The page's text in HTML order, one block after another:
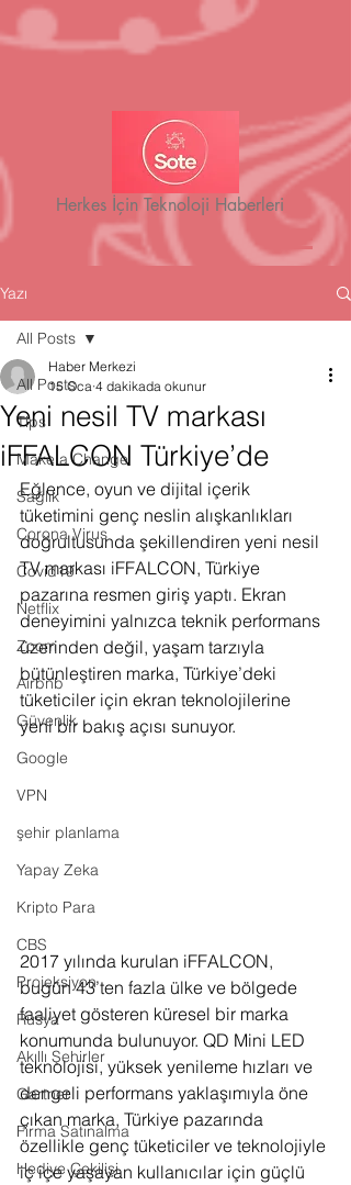
Herkes İçin Teknoloji Haberleri
Yazı
All Posts
Tips
Make a Change
Sağlık
Corona Virus
Covid19
Netflix
Zoom
Airbnb
Güvenlik
Google
VPN
şehir planlama
Yapay Zeka
Kripto Para
CBS
Projeksiyon
Rusya
Akıllı Şehirler
Gartner
Firma Satınalma
Hediye Çekilişi
All Posts
Yeni nesil TV markası
iFFALCON Türkiye’de
Haber Merkezi
15 Oca 4 dakikada okunur
Eğlence, oyun ve dijital içerik
tüketimini genç neslin alışkanlıkları
doğrultusunda şekillendiren yeni nesil
TV markası iFFALCON, Türkiye
pazarına resmen giriş yaptı. Ekran
deneyimini yalnızca teknik performans
üzerinden değil, yaşam tarzıyla
bütünleştiren marka, Türkiye’deki
tüketiciler için ekran teknolojilerine
yeni bir bakış açısı sunuyor.
2017 yılında kurulan iFFALCON,
bugün 43’ten fazla ülke ve bölgede
faaliyet gösteren küresel bir marka
konumunda bulunuyor. QD Mini LED
teknolojisi, yüksek yenileme hızları ve
dengeli performans yaklaşımıyla öne
çıkan marka, Türkiye pazarında
özellikle genç tüketiciler ve teknolojiyle
iç içe yaşayan kullanıcılar için güçlü